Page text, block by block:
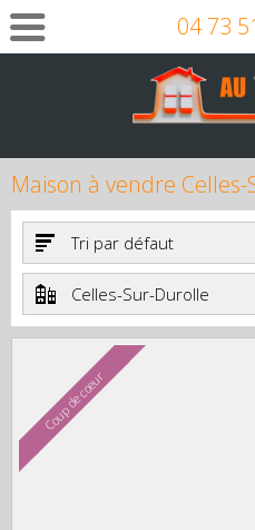
04 73
Maison à vendre
Tri par défaut
Celles-Sur-Durolle
Coup de cœur